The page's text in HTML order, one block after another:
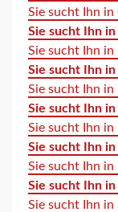
Sie sucht Ihn
Sie sucht Ihn in
Sie sucht Ihn
Sie sucht Ihn
Sie sucht Ihn in
Sie sucht Ihn in
Sie sucht Ihn
Sie sucht Ihn in
Sie sucht Ihn
Sie sucht Ihn
Sie sucht Ihn in